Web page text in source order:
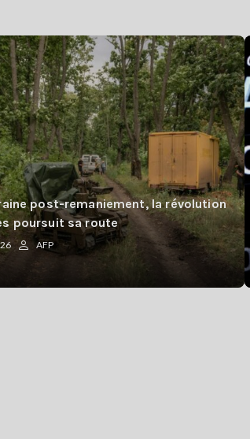
post-remaniement, la révolution
poursuit sa route
AFP